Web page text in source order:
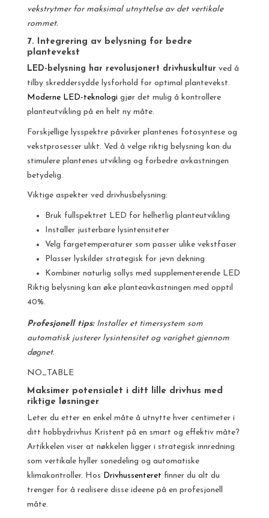
vekstrytmer for maksimal utnyttelse av det vertikale
rommet.
7. Integrering av belysning for bedre
plantevekst
LED-belysning har revolusjonert drivhuskultur ved å
tilby skreddersydde lysforhold for optimal plantevekst.
Moderne LED-teknologi gjør det mulig å kontrollere
planteutvikling på en helt ny måte.
Forskjellige lysspektre påvirker plantenes fotosyntese og
vekstprosesser ulikt. Ved å velge riktig belysning kan du
stimulere plantenes utvikling og forbedre avkastningen
betydelig.
Viktige aspekter ved drivhusbelysning:
Bruk fullspektret LED for helhetlig planteutvikling
Installer justerbare lysintensiteter
Velg fargetemperaturer som passer ulike vekstfaser
Plasser lyskilder strategisk for jevn dekning
Kombiner naturlig sollys med supplementerende LED
Riktig belysning kan øke planteavkastningen med opptil
40%.
Profesjonell tips: Installer et timersystem som
automatisk justerer lysintensitet og varighet gjennom
døgnet.
NO_TABLE
Maksimer potensialet i ditt lille drivhus med
riktige løsninger
Leter du etter en enkel måte å utnytte hver centimeter i
ditt hobbydrivhus Kristent på en smart og effektiv måte?
Artikkelen viser at nøkkelen ligger i strategisk innredning
som vertikale hyller sonedeling og automatiske
klimakontroller. Hos Drivhussenteret finner du alt du
trenger for å realisere disse ideene på en profesjonell
måte.